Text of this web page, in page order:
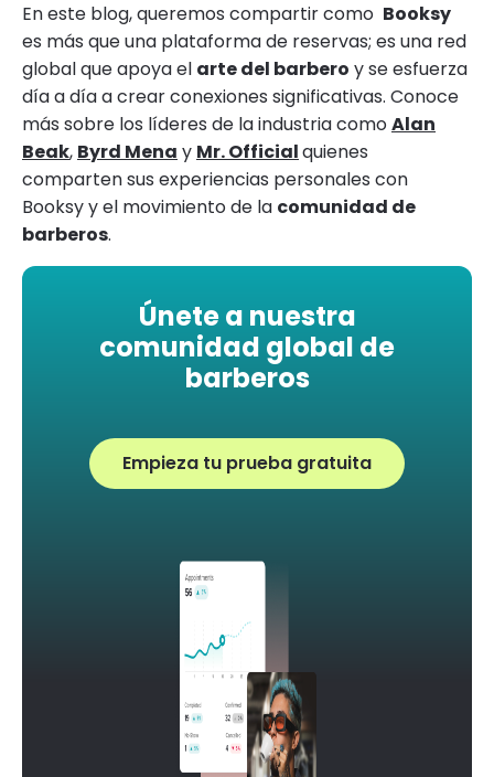
En este blog, queremos compartir como Booksy
es más que una plataforma de reservas; es una red
global que apoya el arte del barbero y se esfuerza
día a día a crear conexiones significativas. Conoce
más sobre los líderes de la industria comoAlan
Beak, Byrd Mena y Mr. Officialquienes
comparten sus experiencias personales con
Booksy y el movimiento de la comunidad de
barberos.
Únete a nuestra
comunidad global de
barberos
Empieza tu prueba gratuita